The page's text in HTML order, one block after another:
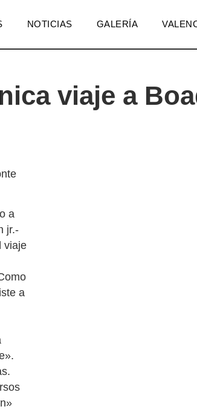
NOTICIAS GALERÍA
viaje a
a
jr.-
viaje
a